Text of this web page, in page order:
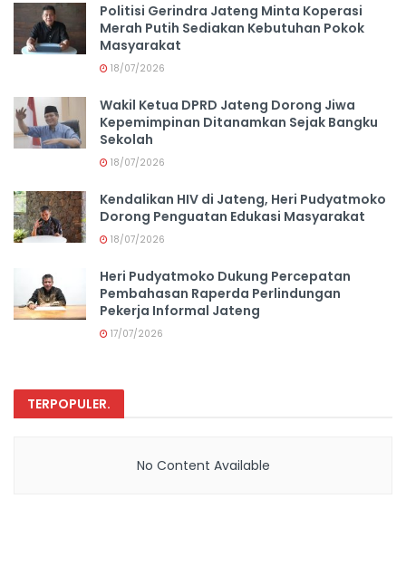
Politisi Gerindra Jateng Minta Koperasi
Merah Putih Sediakan Kebutuhan Pokok
Masyarakat
18/07/2026
Wakil Ketua DPRD Jateng Dorong Jiwa
Kepemimpinan Ditanamkan Sejak Bangku
Sekolah
18/07/2026
Kendalikan HIV di Jateng, Heri Pudyatmoko
Dorong Penguatan Edukasi Masyarakat
18/07/2026
Heri Pudyatmoko Dukung Percepatan
Pembahasan Raperda Perlindungan
Pekerja Informal Jateng
17/07/2026
TERPOPULER.
No Content Available